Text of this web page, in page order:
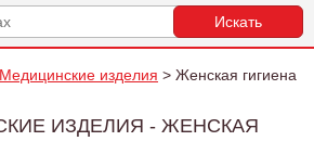
Медицинские изделия > Женская гигиена
ИЗДЕЛИЯ - ЖЕНСКАЯ